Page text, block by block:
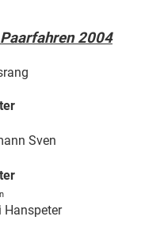
2004
Sven
Hanspeter